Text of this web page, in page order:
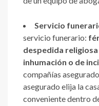
Servicio
servicio funerario:
despedida religiosa
inhumación o de
compañías
asegurado elija la
conveniente dentro